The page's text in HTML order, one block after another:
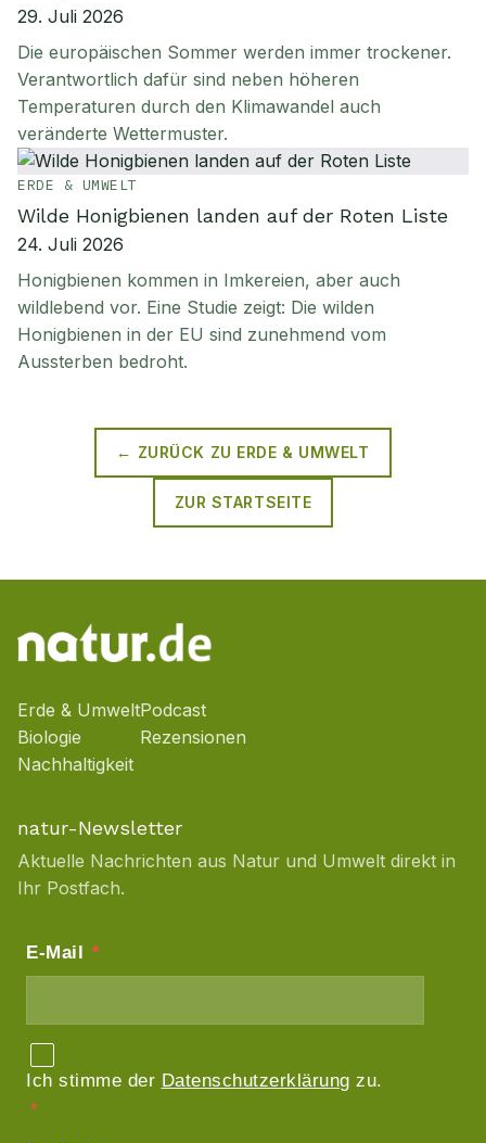
29. Juli 2026
Die europäischen Sommer werden immer trockener.
Verantwortlich dafür sind neben höheren
Temperaturen durch den Klimawandel auch
veränderte Wettermuster.
ERDE & UMWELT
Wilde Honigbienen landen auf der Roten Liste
24. Juli 2026
Honigbienen kommen in Imkereien, aber auch
wildlebend vor. Eine Studie zeigt: Die wilden
Honigbienen in der EU sind zunehmend vom
Aussterben bedroht.
← ZURÜCK ZU ERDE & UMWELT
ZUR STARTSEITE
Erde & Umwelt
Biologie
Nachhaltigkeit
Podcast
Rezensionen
natur-Newsletter
Aktuelle Nachrichten aus Natur und Umwelt direkt in
Ihr Postfach.